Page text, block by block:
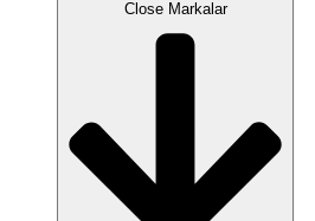
Close Markalar